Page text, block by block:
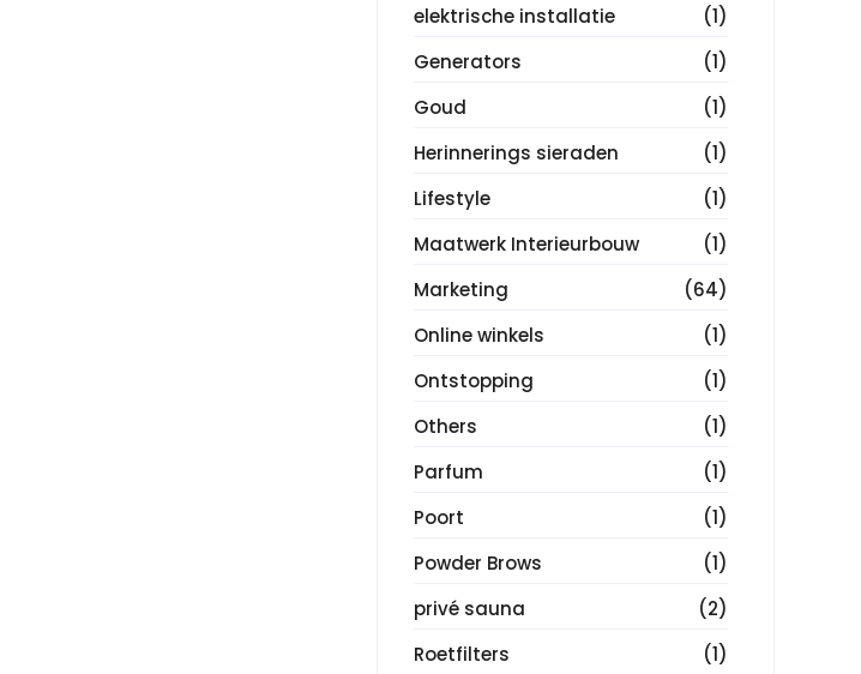
elektrische installatie
(1)
Generators
(1)
Goud
(1)
Herinnerings sieraden
(1)
Lifestyle
(1)
Maatwerk Interieurbouw
(1)
Marketing
(64)
Online winkels
(1)
Ontstopping
(1)
Others
(1)
Parfum
(1)
Poort
(1)
Powder Brows
(1)
privé sauna
(2)
Roetfilters
(1)